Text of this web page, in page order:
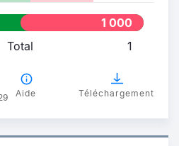
1 000
Total 1
Aide Téléchargement